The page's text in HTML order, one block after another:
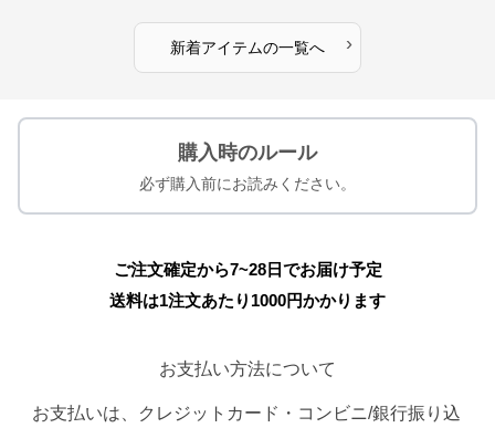
新着アイテムの一覧へ ›
購入時のルール
必ず購入前にお読みください。
ご注文確定から7~28日でお届け予定
送料は1注文あたり 1000円かかります
お支払い方法について
お支払いは、クレジットカード・コンビニ/銀行振り込